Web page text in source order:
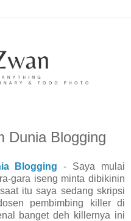
Dunia Blogging
Blogging - Saya mulai
gara iseng minta dibikinin
itu saya sedang skripsi
pembimbing killer di
banget deh killernya ini